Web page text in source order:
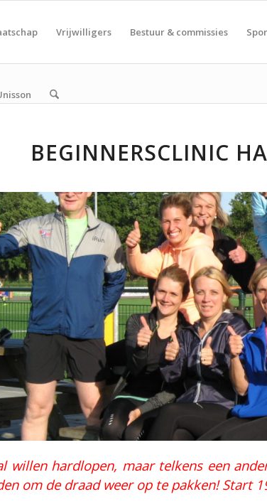
Vrijwilligers Bestuur & commissies
BEGINNERSCLINIC
willen hardlopen, maar telkens een
om de draad weer op te pakken! Start